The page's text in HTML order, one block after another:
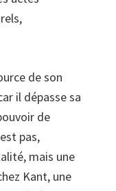
de son
il dépasse sa
de
pas,
mais une
Kant, une